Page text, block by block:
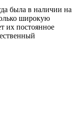
была в наличии на
широкую
их постоянное